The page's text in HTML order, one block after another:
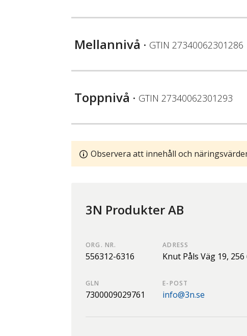
Mellannivå • GTIN 27340062301286
Toppnivå • GTIN 27340062301293
Observera att innehåll och
3N Produkter AB
ORG. NR.
556312-6316
GLN
7300009029761
ADRESS
Knut Påls Väg 19, 256
E-POST
info@3n.se